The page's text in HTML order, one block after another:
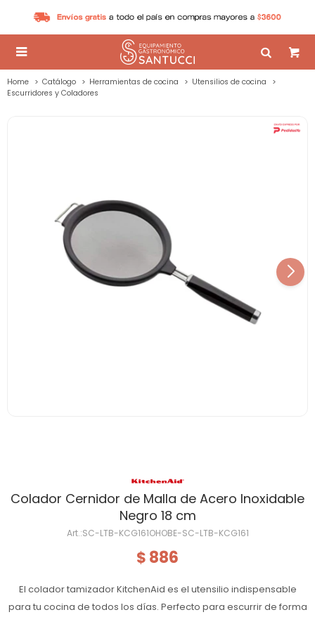

Home Catálogo Herramientas de cocina
Utensilios de cocina
Escurridores y Coladores
Colador Cernidor de Malla de Acero Inoxidable
Negro 18 cm
SC-LTB-KCG161OHOBE-SC-LTB-KCG161
$ 886
El colador tamizador KitchenAid es el utensilio indispensable
para tu cocina de todos los días. Perfecto para escurrir de forma